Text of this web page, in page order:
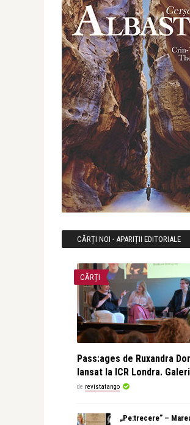
CĂRȚI NOI - APARIȚII EDITORIALE
CĂRȚI
Pass:ages de Ruxandra
lansat la ICR Londra.
de revistatango
„Pe:trecere” –